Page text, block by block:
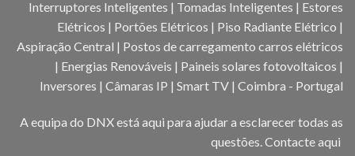
Interruptores Inteligentes | Tomadas Inteligentes | Estores
Elétricos | Portões Elétricos | Piso Radiante Elétrico |
Aspiração Central | Postos de carregamento carros elétricos
| Energias Renováveis | Paineis solares fotovoltaicos |
Inversores | Câmaras IP | Smart TV | Coimbra - Portugal
A equipa do DNX está aqui para ajudar a esclarecer todas as
questões.Contacte aqui